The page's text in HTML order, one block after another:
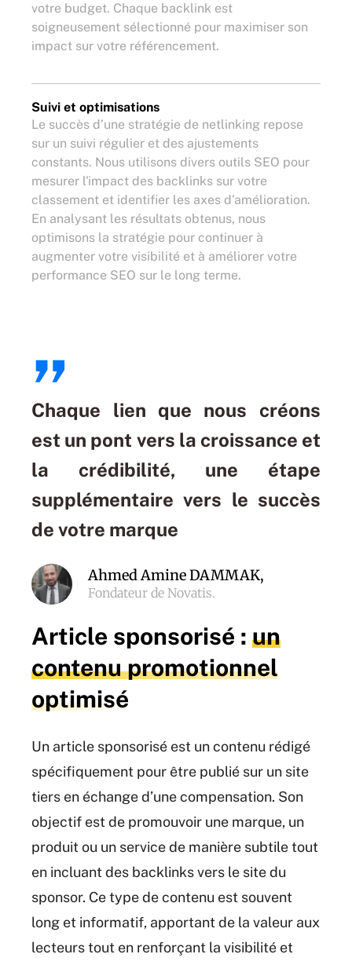
votre budget. Chaque backlink est
soigneusement sélectionné pour maximiser son
impact sur votre référencement.
Suivi et optimisations
Le succès d’une stratégie de netlinking repose
sur un suivi régulier et des ajustements
constants. Nous utilisons divers outils SEO pour
mesurer l'impact des backlinks sur votre
classement et identifier les axes d'amélioration.
En analysant les résultats obtenus, nous
optimisons la stratégie pour continuer à
augmenter votre visibilité et à améliorer votre
performance SEO sur le long terme.
”
Chaque lien que nous créons
est un pont vers la croissance et
la crédibilité, une étape
supplémentaire vers le succès
de votre marque
Ahmed Amine DAMMAK,
Fondateur de Novatis.
Article sponsorisé :un
contenu promotionnel
optimisé
Un article sponsorisé est un contenu rédigé
spécifiquement pour être publié sur un site
tiers en échange d’une compensation. Son
objectif est de promouvoir une marque, un
produit ou un service de manière subtile tout
en incluant des backlinks vers le site du
sponsor. Ce type de contenu est souvent
long et informatif, apportant de la valeur aux
lecteurs tout en renforçant la visibilité et